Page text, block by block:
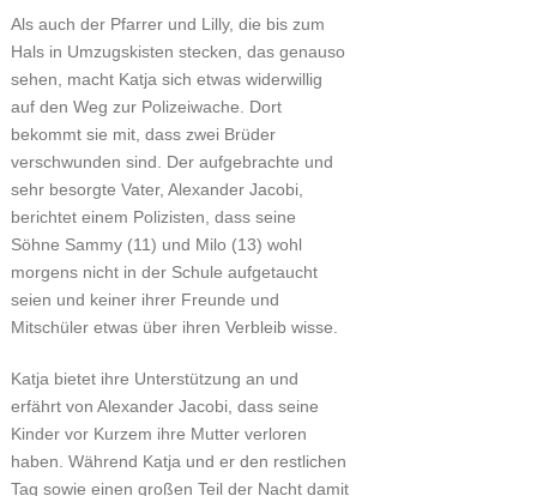
Als auch der Pfarrer und Lilly, die bis zum
Hals in Umzugskisten stecken, das genauso
sehen, macht Katja sich etwas widerwillig
auf den Weg zur Polizeiwache. Dort
bekommt sie mit, dass zwei Brüder
verschwunden sind. Der aufgebrachte und
sehr besorgte Vater, Alexander Jacobi,
berichtet einem Polizisten, dass seine
Söhne Sammy (11) und Milo (13) wohl
morgens nicht in der Schule aufgetaucht
seien und keiner ihrer Freunde und
Mitschüler etwas über ihren Verbleib wisse.
Katja bietet ihre Unterstützung an und
erfährt von Alexander Jacobi, dass seine
Kinder vor Kurzem ihre Mutter verloren
haben. Während Katja und er den restlichen
Tag sowie einen großen Teil der Nacht damit